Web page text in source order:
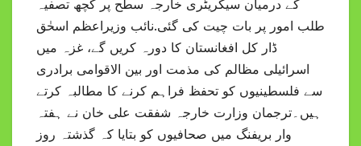
کے درمیان سیکریٹری خارجہ سطح پر کچھ تصفیہ
طلب امور پر بات چیت کی گئی.نائب وزیراعظم اسحٰق
ڈار کل افغانستان کا دورہ کریں گے، غزہ میں
اسرائیلی مظالم کی مذمت اور بین الاقوامی برادری
سے فلسطینیوں کو تحفظ فراہم کرنے کا مطالبہ کرتے
ہیں۔ترجمان وزارت خارجہ شفقت علی خان نے ہفتہ
وار بریفنگ میں صحافیوں کو بتایا کہ گذشتہ روز